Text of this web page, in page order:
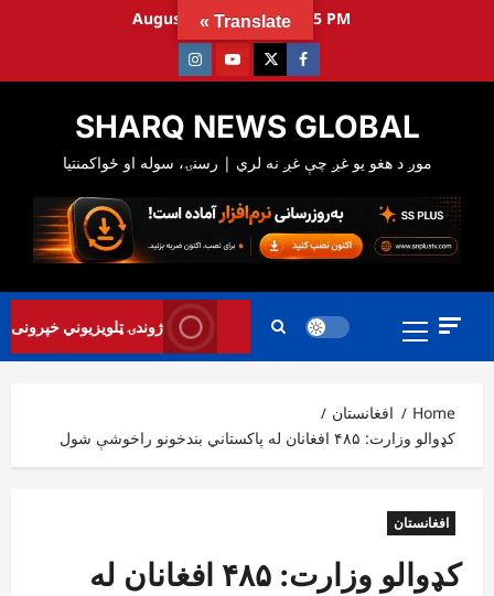
August 9, 2026 12:01:46 PM
Facebook
Twitter
Youtube
Instagram
SHARQ NEWS GLOBAL
Primary
ژوندۍ ټلویزیوني خپرونی
Home
افغانستان
کډوالو وزارت: ۴۸۵ افغانان له پاکستاني بندخونو راخوشې شول
افغانستان
کډوالو وزارت: ۴۸۵ افغانان له
Translate »